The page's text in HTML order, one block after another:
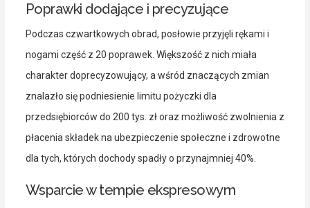
Poprawki dodające i precyzujące
Podczas czwartkowych obrad, posłowie przyjęli rękami i
nogami część z 20 poprawek. Większość z nich miała
charakter doprecyzowujący, a wśród znaczących zmian
znalazło się podniesienie limitu pożyczki dla
przedsiębiorców do 200 tys. zł oraz możliwość zwolnienia z
płacenia składek na ubezpieczenie społeczne i zdrowotne
dla tych, których dochody spadły o przynajmniej 40%.
Wsparcie w tempie ekspresowym